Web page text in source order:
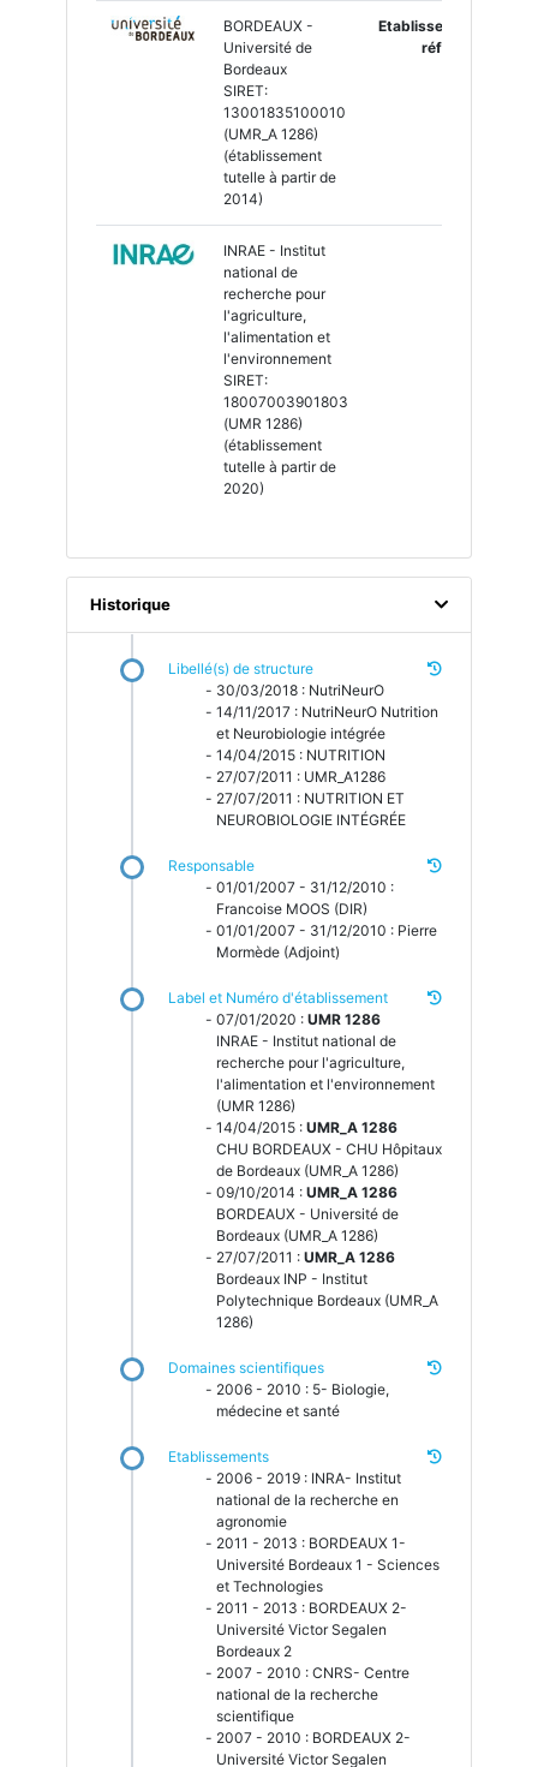
BORDEAUX -
Université de
Bordeaux
SIRET:
13001835100010
(UMR_A 1286)
(établissement
tutelle à partir de
2014)
Etablissement
référent
INRAE - Institut
national de
recherche pour
l'agriculture,
l'alimentation et
l'environnement
SIRET:
18007003901803
(UMR 1286)
(établissement
tutelle à partir de
2020)
Historique
Libellé(s) de structure
30/03/2018 : NutriNeurO
14/11/2017 : NutriNeurO Nutrition
et Neurobiologie intégrée
14/04/2015 : NUTRITION
27/07/2011 : UMR_A1286
27/07/2011 : NUTRITION ET
NEUROBIOLOGIE INTÉGRÉE
Responsable
01/01/2007 - 31/12/2010 :
Francoise MOOS (DIR)
01/01/2007 - 31/12/2010 : Pierre
Mormède (Adjoint)
Label et Numéro d'établissement
07/01/2020 : UMR 1286
INRAE - Institut national de
recherche pour l'agriculture,
l'alimentation et l'environnement
(UMR 1286)
14/04/2015 : UMR_A 1286
CHU BORDEAUX - CHU Hôpitaux
de Bordeaux (UMR_A 1286)
09/10/2014 : UMR_A 1286
BORDEAUX - Université de
Bordeaux (UMR_A 1286)
27/07/2011 : UMR_A 1286
Bordeaux INP - Institut
Polytechnique Bordeaux (UMR_A
1286)
Domaines scientifiques
2006 - 2010 : 5- Biologie,
médecine et santé
Etablissements
2006 - 2019 : INRA- Institut
national de la recherche en
agronomie
2011 - 2013 : BORDEAUX 1-
Université Bordeaux 1 - Sciences
et Technologies
2011 - 2013 : BORDEAUX 2-
Université Victor Segalen
Bordeaux 2
2007 - 2010 : CNRS- Centre
national de la recherche
scientifique
2007 - 2010 : BORDEAUX 2-
Université Victor Segalen